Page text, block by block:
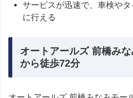
サービスが迅速で、車検や
に行える
オートアールズ 前橋み
から徒歩72分